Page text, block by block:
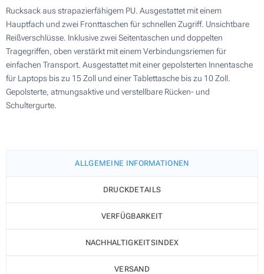
Rucksack aus strapazierfähigem PU. Ausgestattet mit einem
Hauptfach und zwei Fronttaschen für schnellen Zugriff. Unsichtbare
Reißverschlüsse. Inklusive zwei Seitentaschen und doppelten
Tragegriffen, oben verstärkt mit einem Verbindungsriemen für
einfachen Transport. Ausgestattet mit einer gepolsterten Innentasche
für Laptops bis zu 15 Zoll und einer Tablettasche bis zu 10 Zoll.
Gepolsterte, atmungsaktive und verstellbare Rücken- und
Schultergurte.
ALLGEMEINE INFORMATIONEN
DRUCKDETAILS
VERFÜGBARKEIT
NACHHALTIGKEITSINDEX
VERSAND